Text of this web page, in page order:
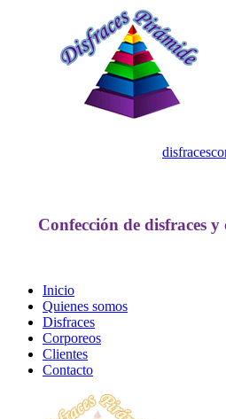
Confección de disfraces
Inicio
Quienes somos
Disfraces
Corporeos
Clientes
Contacto